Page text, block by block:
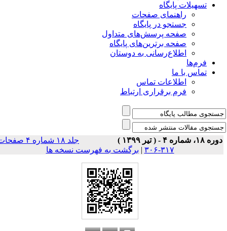
تسهیلات پایگاه
راهنمای صفحات
جستجو در پایگاه
صفحه پرسش‌های متداول
صفحه برترین‌های پایگاه
اطلاع‌رسانی به دوستان
فرم‌ها
تماس با ما
اطلاعات تماس
فرم برقراری ارتباط
شماره ۴ - ( تیر ۱۳۹۹ )
جلد ۱۸ شماره ۴ صفحات
۳۱۷-۳۰۶
|برگشت به فهرست نسخه ها